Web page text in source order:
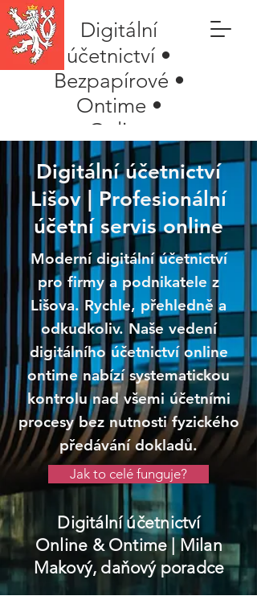
Digitální
účetnictví •
Bezpapírové •
Ontime •
Online
Digitální účetnictví
Lišov | Profesionální
účetní servis online
Moderní digitální účetnictví
pro firmy a podnikatele z
Lišova. Rychle, přehledně a
odkudkoliv. Naše vedení
digitálního účetnictví online
ontime nabízí systematickou
kontrolu nad všemi účetními
procesy bez nutnosti fyzického
předávání dokladů.
Jak to celé funguje?
Digitální účetnictví
Online & Ontime| Milan
Makový, daňový poradce